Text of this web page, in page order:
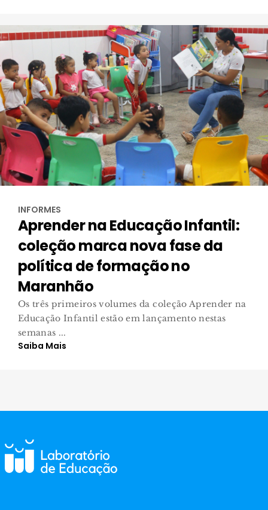
INFORMES
Aprender na Educação Infantil:
coleção marca nova fase da
política de formação no
Maranhão
Os três primeiros volumes da coleção Aprender na
Educação Infantil estão em lançamento nestas
semanas ...
Saiba Mais